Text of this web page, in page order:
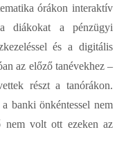
órákon interaktív
diákokat a pénzügyi
és a digitális
az előző tanévekhez –
részt a tanórákon.
banki önkéntessel nem
nem volt ott ezeken az